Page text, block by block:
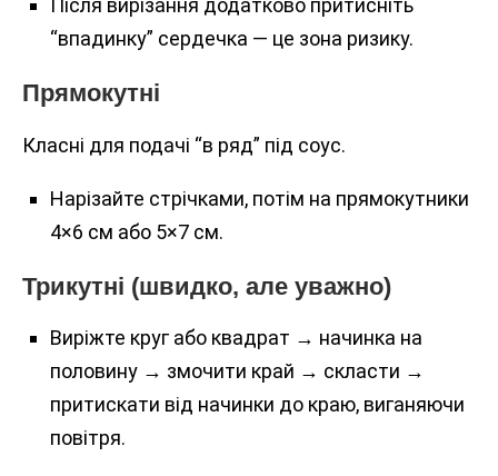
Після вирізання додатково притисніть
“впадинку” сердечка — це зона ризику.
Прямокутні
Класні для подачі “в ряд” під соус.
Нарізайте стрічками, потім на прямокутники
4×6 см або 5×7 см.
Трикутні (швидко, але уважно)
Виріжте круг або квадрат → начинка на
половину → змочити край → скласти →
притискати від начинки до краю, виганяючи
повітря.